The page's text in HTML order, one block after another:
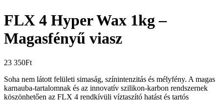
FLX 4 Hyper Wax 1kg –
Magasfényű viasz
23 350Ft
Soha nem látott felületi simaság, színintenzitás és mélyfény. A magas
karnauba-tartalomnak és az innovatív szilikon-karbon rendszernek
köszönhetően az FLX 4 rendkívüli víztaszító hatást és tartós